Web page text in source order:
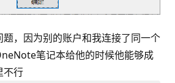
，因为别的账户和我连接了同一个
笔记本给他的时候他能够成
不行